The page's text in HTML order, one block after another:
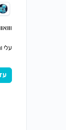
עלי